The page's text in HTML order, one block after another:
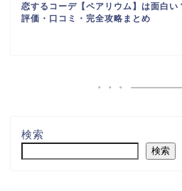
恋するコーデ【ペアリウム】は面白い
評価・口コミ・完全攻略まとめ
検索
検索